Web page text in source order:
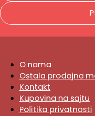
O nama
Ostala prodajna
Kontakt
Kupovina na sajtu
Politika privatnosti